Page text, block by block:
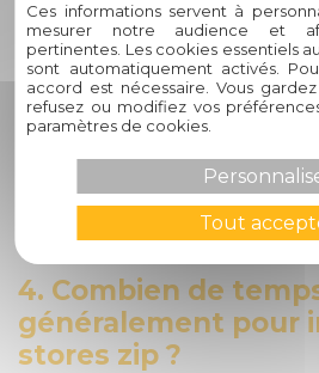
Question :Comment les stores
peuvent-ils améliorer l'ambiance
Les stores zip de Circelli Habitat
espace ombragé et confortable
protégeant des rayons directs du
touche d'élégance à votre extérieur.
sophistiqué et leur fonctionnalité
contribuent à transformer votre
détente et de convivialité pour
moments en plein air.
4. Combien de
généralement pour
stores zip ?
Ces informations servent à
mesurer notre audience et
pertinentes. Les cookies essentiels
sont automatiquement activés.
accord est nécessaire. Vous
refusez ou modifiez vos
paramètres de cookies.
Tout